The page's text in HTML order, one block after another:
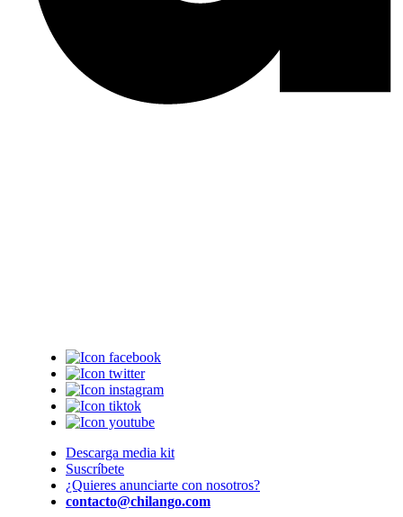
Descarga media kit
Suscríbete
¿Quieres anunciarte con nosotros?
contacto@chilango.com